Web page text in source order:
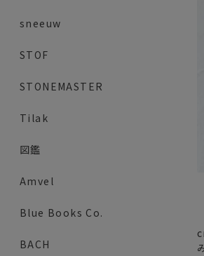
sneeuw
STOF
STONEMASTER
Tilak
図鑑
Amvel
Blue Books Co.
BACH